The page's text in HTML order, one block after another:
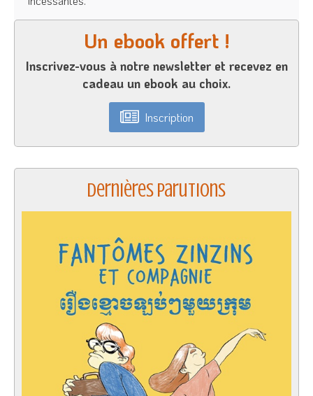
Un ebook offert !
Inscrivez-vous à notre newsletter et recevez en
cadeau un ebook au choix.
Inscription
Dernières parutions